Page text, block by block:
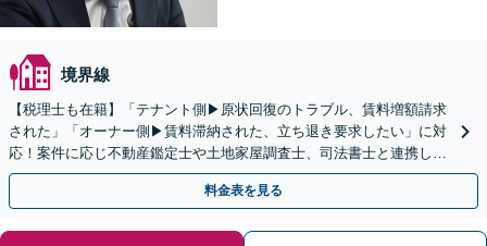
境界線
【税理士も在籍】「テナント側▶︎原状回復のトラブル、賃料増額請求
された」「オーナー側▶︎賃料滞納された、立ち退き要求したい」に対
応！案件に応じ不動産鑑定士や土地家屋調査士、司法書士と連携しワ
ンストップ対応。お気軽にご相談を！
料金表を見る